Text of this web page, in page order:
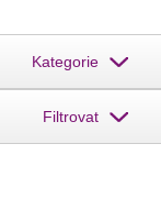
Kategorie
Filtrovat